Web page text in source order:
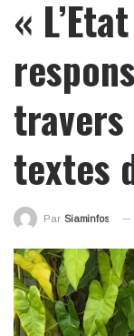
«
travers
textes
Par Siaminfos